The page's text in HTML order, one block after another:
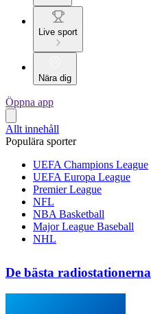
Live sport
Nära dig
Öppna app
Allt innehåll
Populära sporter
UEFA Champions League
UEFA Europa League
Premier League
NFL
NBA Basketball
Major League Baseball
NHL
De bästa radiostationerna